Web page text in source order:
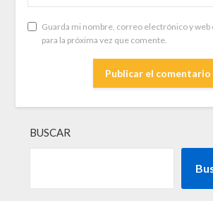
Guarda mi nombre, correo electrónico y web
para la próxima vez que comente.
BUSCAR